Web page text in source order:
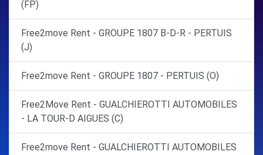
(FP)
Free2move Rent - GROUPE 1807 B-D-R - PERTUIS
(J)
Free2move Rent - GROUPE 1807 - PERTUIS (O)
Free2Move Rent - GUALCHIEROTTI AUTOMOBILES
- LA TOUR-D AIGUES (C)
Free2move Rent - GUALCHIEROTTI AUTOMOBILES